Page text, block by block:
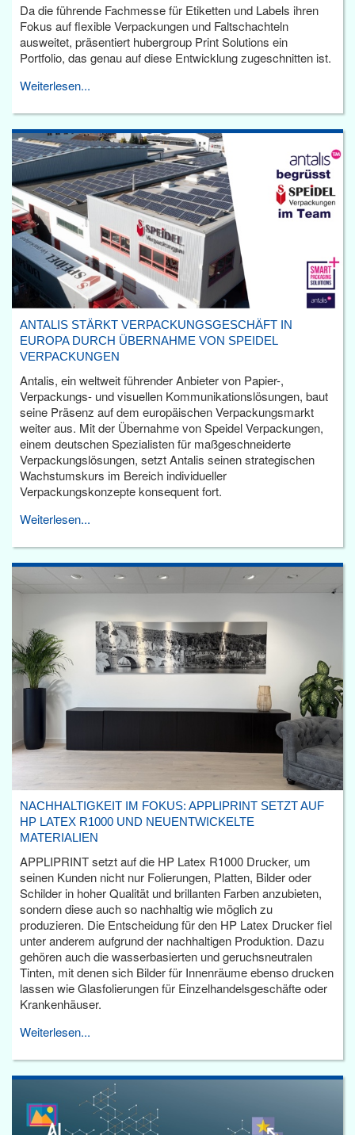
Da die führende Fachmesse für Etiketten und Labels ihren
Fokus auf flexible Verpackungen und Faltschachteln
ausweitet, präsentiert hubergroup Print Solutions ein
Portfolio, das genau auf diese Entwicklung zugeschnitten ist.
Weiterlesen...
ANTALIS STÄRKT VERPACKUNGSGESCHÄFT IN
EUROPA DURCH ÜBERNAHME VON SPEIDEL
VERPACKUNGEN
Antalis, ein weltweit führender Anbieter von Papier-,
Verpackungs- und visuellen Kommunikationslösungen, baut
seine Präsenz auf dem europäischen Verpackungsmarkt
weiter aus. Mit der Übernahme von Speidel Verpackungen,
einem deutschen Spezialisten für maßgeschneiderte
Verpackungslösungen, setzt Antalis seinen strategischen
Wachstumskurs im Bereich individueller
Verpackungskonzepte konsequent fort.
Weiterlesen...
NACHHALTIGKEIT IM FOKUS: APPLIPRINT SETZT AUF
HP LATEX R1000 UND NEUENTWICKELTE
MATERIALIEN
APPLIPRINT setzt auf die HP Latex R1000 Drucker, um
seinen Kunden nicht nur Folierungen, Platten, Bilder oder
Schilder in hoher Qualität und brillanten Farben anzubieten,
sondern diese auch so nachhaltig wie möglich zu
produzieren. Die Entscheidung für den HP Latex Drucker fiel
unter anderem aufgrund der nachhaltigen Produktion. Dazu
gehören auch die wasserbasierten und geruchsneutralen
Tinten, mit denen sich Bilder für Innenräume ebenso drucken
lassen wie Glasfolierungen für Einzelhandelsgeschäfte oder
Krankenhäuser.
Weiterlesen...